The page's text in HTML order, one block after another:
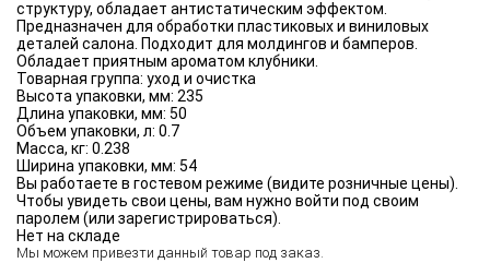
структуру, обладает антистатическим эффектом.
Предназначен для обработки пластиковых и виниловых
деталей салона. Подходит для молдингов и бамперов.
Обладает приятным ароматом клубники.
Товарная группа: уход и очистка
Высота упаковки, мм: 235
Длина упаковки, мм: 50
Объем упаковки, л: 0.7
Масса, кг: 0.238
Ширина упаковки, мм: 54
Вы работаете в гостевом режиме (видите розничные цены).
Чтобы увидеть свои цены, вам нужно войти под своим
паролем (или зарегистрироваться).
Нет на складе
Мы можем привезти данный товар под заказ.